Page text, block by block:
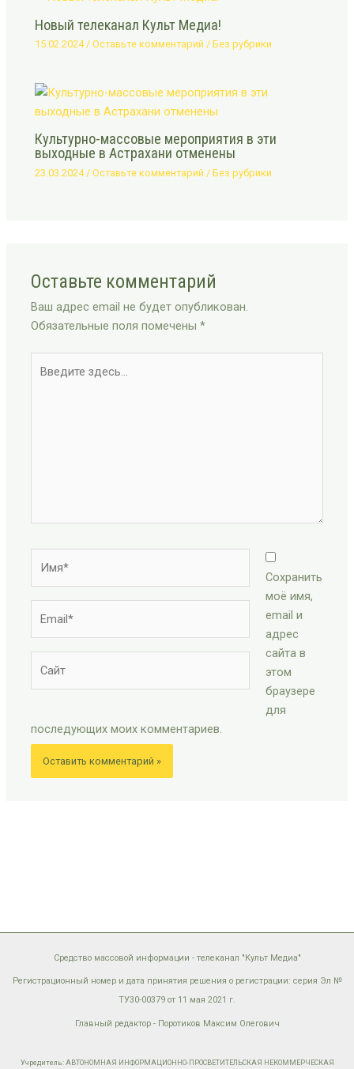
Новый телеканал Культ Медиа!
15.02.2024/Оставьте комментарий /Без рубрики
Культурно-массовые мероприятия в эти
выходные в Астрахани отменены
23.03.2024 /Оставьте комментарий /Без рубрики
Оставьте комментарий
Ваш адрес email не будет опубликован.
Обязательные поля помечены*
здесь...
Сохранить
моё имя,
email и
адрес
сайта в
этом
браузере
для
последующих моих комментариев.
Средство массовой информации - телеканал "Культ Медиа"
Регистрационный номер и дата принятия решения о регистрации: серия Эл №
ТУ30-00379 от 11 мая 2021 г.
Главный редактор - Поротиков Максим Олегович
Учредитель: АВТОНОМНАЯ ИНФОРМАЦИОННО-ПРОСВЕТИТЕЛЬСКАЯ НЕКОММЕРЧЕСКАЯ